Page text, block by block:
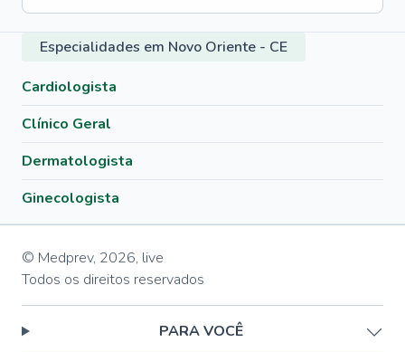
Especialidades em Novo Oriente - CE
Cardiologista
Clínico Geral
Dermatologista
Ginecologista
© Medprev, 2026, live
Todos os direitos reservados
PARA VOCÊ